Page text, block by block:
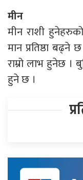
मीन
मीन राशी
मान प्रतिष्ठा बढ्ने
राम्रो लाभ हुनेछ ।
हुने छ ।